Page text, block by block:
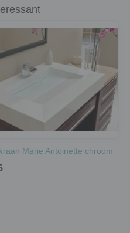
Marie Antoinette chroom